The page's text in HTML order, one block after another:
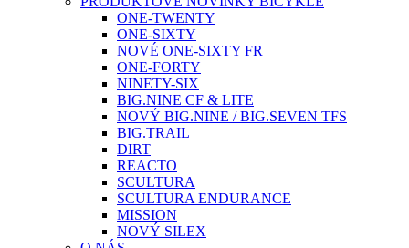
ONE-TWENTY
ONE-SIXTY
NOVÉ ONE-SIXTY FR
ONE-FORTY
NINETY-SIX
BIG.NINE CF & LITE
NOVÝ BIG.NINE / BIG.SEVEN TFS
BIG.TRAIL
DIRT
REACTO
SCULTURA
SCULTURA ENDURANCE
MISSION
NOVÝ SILEX